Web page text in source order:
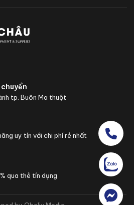
tp. Buôn Ma thuột
uy tín với chi phí rẻ nhất
qua thẻ tín dụng